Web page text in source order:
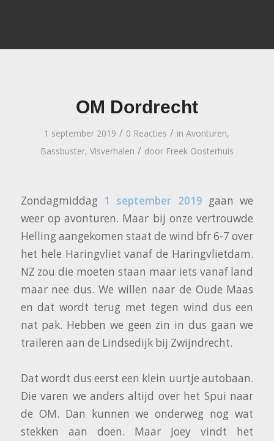
OM Dordrecht
1 september 2019 / 0 Reacties / inAvonturen,
Bassbuster, Visverhalen / door Freek Oosterhuis
Zondagmiddag 1 september 2019 gaan we
weer op avonturen. Maar bij onze vertrouwde
Helling aangekomen staat de wind bfr 6-7 over
het hele Haringvliet vanaf de Haringvlietdam.
NZ zou die moeten staan maar iets vanaf land
maar nee dus. We willen naar de Oude Maas
en dat wordt terug met tegen wind dus een
nat pak. Hebben we geen zin in dus gaan we
traileren aan de Lindsedijk bij Zwijndrecht.
Dat wordt dus eerst een klein uurtje autobaan.
Die varen we anders altijd over het Spui naar
de OM. Dan kunnen we onderweg nog wat
stekken aan doen. Maar Joey vindt het